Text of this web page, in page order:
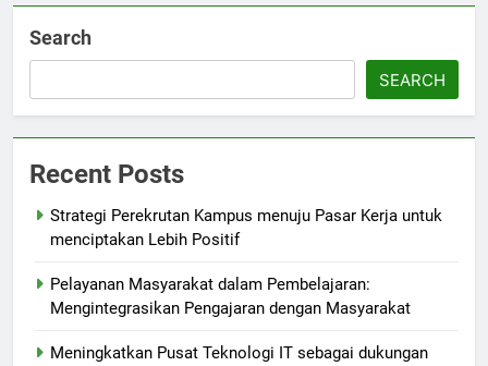
Search
SEARCH
Recent Posts
Strategi Perekrutan Kampus menuju Pasar Kerja untuk
menciptakan Lebih Positif
Pelayanan Masyarakat dalam Pembelajaran:
Mengintegrasikan Pengajaran dengan Masyarakat
Meningkatkan Pusat Teknologi IT sebagai dukungan